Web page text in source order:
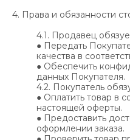
4. Права и обязанности
4.1. Продавец
● Передать
качества в
● Обеспечить
данных Покупателя.
4.2. Покупатель
● Оплатить товар в
настоящей оферты.
● Предоставить
оформлении заказа.